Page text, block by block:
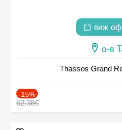
виж
о-в
Thassos Grand
-15%
62.38€